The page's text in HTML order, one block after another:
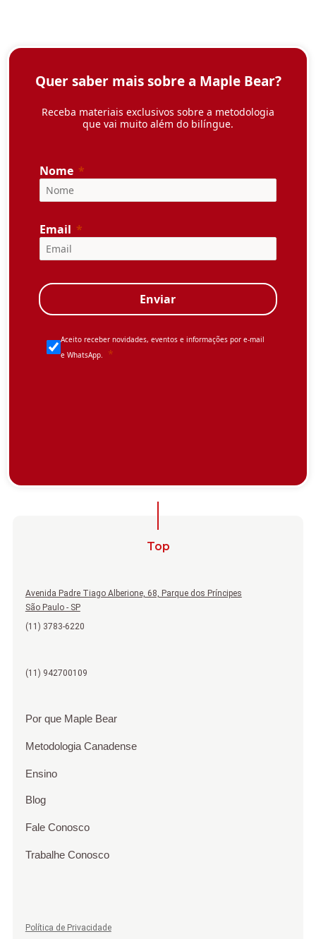
Top
Avenida Padre Tiago Alberione, 68, Parque dos Príncipes
São Paulo - SP
(11) 3783-6220
(11) 942700109
Por que Maple Bear
Metodologia Canadense
Ensino
Blog
Fale Conosco
Trabalhe Conosco
Política de Privacidade